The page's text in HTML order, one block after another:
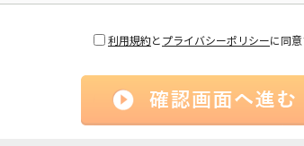
利用規約とプライバシーポリシーに同